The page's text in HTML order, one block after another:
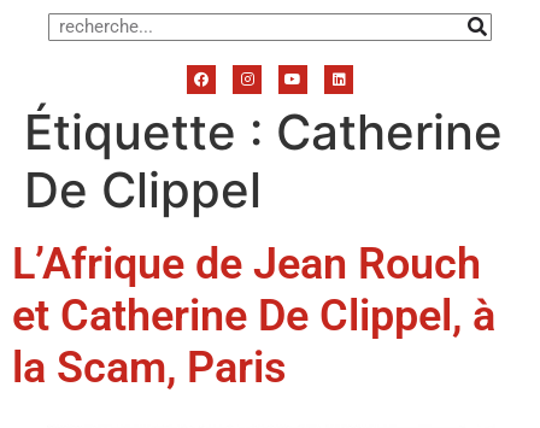
Étiquette : Catherine
De Clippel
L’Afrique de Jean Rouch
et Catherine De Clippel, à
la Scam, Paris